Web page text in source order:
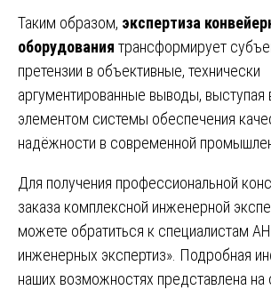
Таким образом, экспертиза
оборудования трансформирует
претензии в объективные, технически
аргументированные выводы,
элементом системы обеспечения
надёжности в современной
Для получения профессиональной
заказа комплексной инженерной
можете обратиться к специалистам
инженерных экспертиз». Подробная
наших возможностях представлена